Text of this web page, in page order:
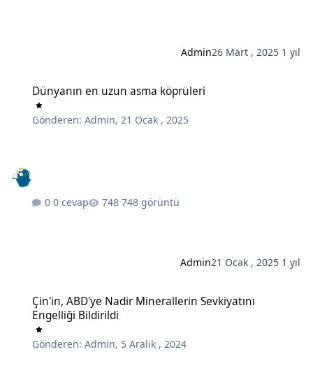
Admin26 Mart , 2025 1 yıl
Dünyanın en uzun asma köprüleri
Gönderen:Admin,21 Ocak , 2025
0 cevap 748 görüntü
Admin21 Ocak , 2025 1 yıl
Çin'in, ABD'ye Nadir Minerallerin Sevkiyatını
Engelliği Bildirildi
Gönderen:Admin, 5 Aralık , 2024